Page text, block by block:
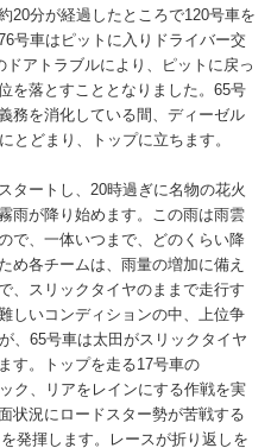
20分が経過したところで120号車を
号車はピットに入りドライバー交
アトラブルにより、ピットに戻っ
を落とすこととなりました。65号
務を消化している間、ディーゼル
とどまり、トップに立ちます。
タートし、20時過ぎに名物の花火
雨が降り始めます。この雨は雨雲
で、一体いつまで、どのくらい降
め各チームは、雨量の増加に備え
、スリックタイヤのままで走行す
しいコンディションの中、上位争
、65号車は太田がスリックタイヤ
す。トップを走る17号車の
ク、リアをレインにする作戦を実
状況にロードスター勢が苦戦する
発揮します。レースが折り返しを